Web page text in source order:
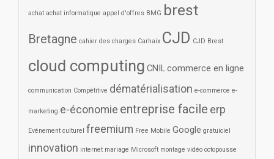
achat achat informatique appel d'offres BMG brest
Bretagne cahier des charges Carhaix CJD CJD Brest
cloud computing CNILcommerce en ligne
communication Compétitive dématérialisation e-commerce e-
marketing e-économie entreprise facile erp
Evénement culturel freemium Free Mobile Google gratuiciel
innovation internet mariage Microsoft montage vidéo octopousse